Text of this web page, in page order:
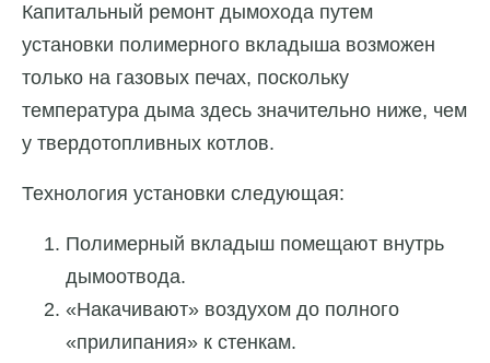
Капитальный ремонт дымохода путем
установки полимерного вкладыша возможен
только на газовых печах, поскольку
температура дыма здесь значительно ниже, чем
у твердотопливных котлов.
Технология установки следующая:
Полимерный вкладыш помещают внутрь
дымоотвода.
«Накачивают» воздухом до полного
«прилипания» к стенкам.